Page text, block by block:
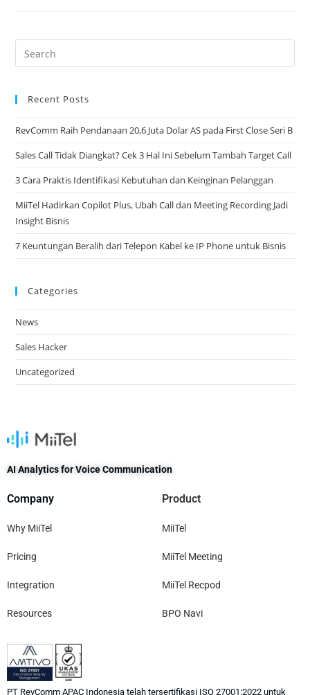
Recent Posts
RevComm Raih Pendanaan 20,6 Juta Dolar AS pada First Close Seri B
Sales Call Tidak Diangkat? Cek 3 Hal Ini Sebelum Tambah Target Call​
3 Cara Praktis Identifikasi Kebutuhan dan Keinginan Pelanggan​
MiiTel Hadirkan Copilot Plus, Ubah Call dan Meeting Recording Jadi
Insight Bisnis​
7 Keuntungan Beralih dari Telepon Kabel ke IP Phone untuk Bisnis​
Categories
News
Sales Hacker
Uncategorized
AI Analytics for Voice Communication
Company
Why MiiTel
Pricing
Integration
Resources
Product
MiiTel
MiiTel Meeting
MiiTel Recpod
BPO Navi
PT RevComm APAC Indonesia telah tersertifikasi ISO 27001:2022 untuk